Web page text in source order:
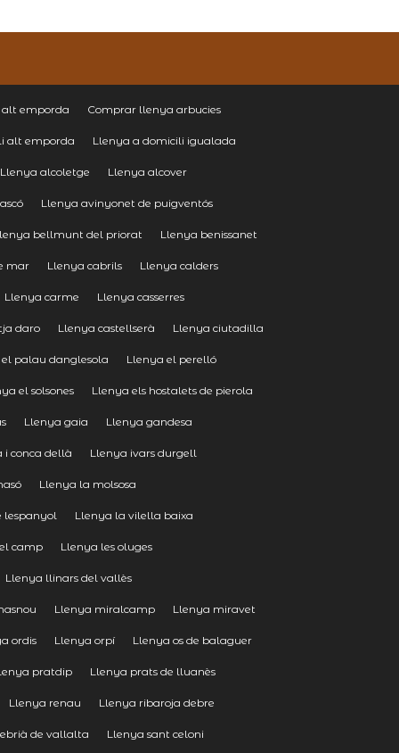
emporda Comprar llenya arbucies
alt emporda Llenya a domicili igualada
Llenya alcoletge Llenya alcover
Llenya avinyonet de puigventós
bellmunt del priorat Llenya benissanet
mar Llenya cabrils Llenya calders
Llenya carme Llenya casserres
daro Llenya castellserà Llenya ciutadilla
palau danglesola Llenya el perelló
el solsones Llenya els hostalets de pierola
Llenya gaia Llenya gandesa
i conca dellà Llenya ivars durgell
Llenya la molsosa
lespanyol Llenya la vilella baixa
camp Llenya les oluges
Llenya llinars del vallès
Llenya miralcamp Llenya miravet
ordis Llenya orpí Llenya os de balaguer
pratdip Llenya prats de lluanès
Llenya renau Llenya ribaroja debre
de vallalta Llenya sant celoni